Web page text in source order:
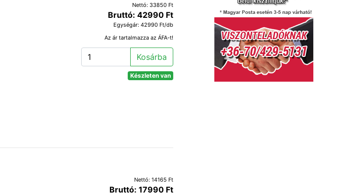
Nettó: 33850 Ft
Bruttó: 42990 Ft
Egységár: 42990 Ft/db
Az ár tartalmazza az ÁFA-t!
Kosárba
Készleten van
Nettó: 14165 Ft
Bruttó: 17990 Ft